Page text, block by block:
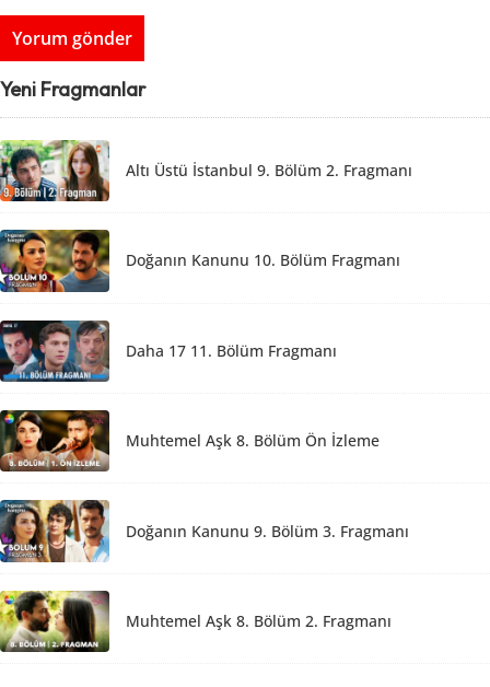
Yeni Fragmanlar
Altı Üstü İstanbul 9. Bölüm 2. Fragmanı
Doğanın Kanunu 10. Bölüm Fragmanı
Daha 17 11. Bölüm Fragmanı
Muhtemel Aşk 8. Bölüm Ön İzleme
Doğanın Kanunu 9. Bölüm 3. Fragmanı
Muhtemel Aşk 8. Bölüm 2. Fragmanı